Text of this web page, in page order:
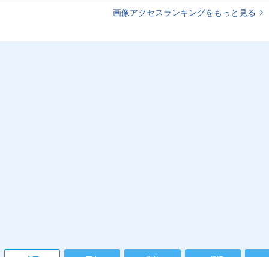
画像アクセスランキングをもっと見る